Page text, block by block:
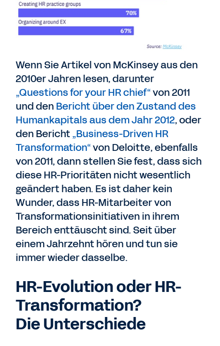
Wenn Sie Artikel von McKinsey aus den
2010er Jahren lesen, darunter
„Questions for your HR chief“von 2011
und den Bericht über den Zustand des
Humankapitals aus dem Jahr 2012, oder
den Bericht„Business-Driven HR
Transformation“von Deloitte, ebenfalls
von 2011, dann stellen Sie fest, dass sich
diese HR-Prioritäten nicht wesentlich
geändert haben. Es ist daher kein
Wunder, dass HR-Mitarbeiter von
Transformationsinitiativen in ihrem
Bereich enttäuscht sind. Seit über
einem Jahrzehnt hören und tun sie
immer wieder dasselbe.
HR-Evolution oder HR-
Transformation?
Die Unterschiede